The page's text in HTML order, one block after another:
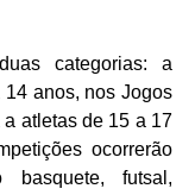
categorias: a
anos, nos Jogos
atletas de 15 a 17
ocorrerão
basquete, futsal,